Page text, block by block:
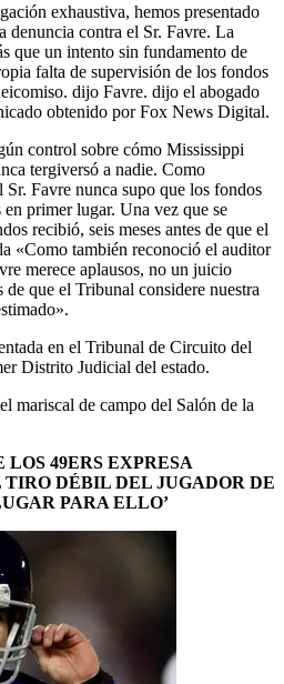
exhaustiva, hemos presentado
denuncia contra el Sr. Favre. La
que un intento sin fundamento de
falta de supervisión de los fondos
dijo Favre. dijo el abogado
obtenido por Fox News Digital.
control sobre cómo Mississippi
tergiversó a nadie. Como
Favre nunca supo que los fondos
primer lugar. Una vez que se
recibió, seis meses antes de que el
«Como también reconoció el auditor
merece aplausos, no un juicio
que el Tribunal considere nuestra
en el Tribunal de Circuito del
Distrito Judicial del estado.
mariscal de campo del Salón de la
49ERS EXPRESA
DÉBIL DEL JUGADOR DE
PARA ELLO’